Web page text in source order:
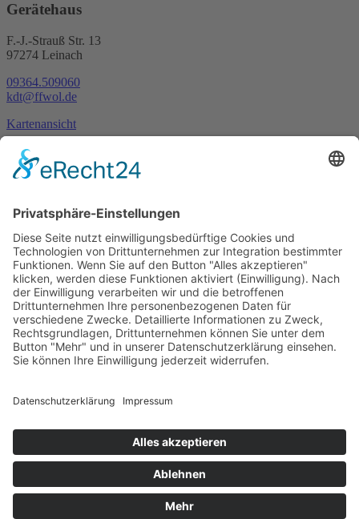
Gerätehaus
F.-J.-Strauß Str. 13
97274 Leinach
09364.509060
kdt@ffwol.de
Kartenansicht
Im Notfall
Kontakt
Goldstraße 41
97274 Leinach
09364.8080-20
info@ff-oberleinach.de
Kontakt
Login
Mobile Menu Toggle
Startseite
Aktive Wehr